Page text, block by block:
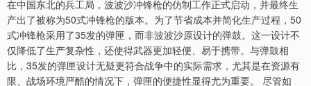
在中国东北的兵工局，波波沙冲锋枪的仿制工作正式启动，并最终生
产出了被称为50式冲锋枪的版本。为了节省成本并简化生产过程，50
式冲锋枪采用了35发的弹匣，而非波波沙原设计的弹鼓。这一设计不
仅降低了生产复杂性，还使得武器更加轻便、易于携带。与弹鼓相
比，35发的弹匣设计无疑更符合战争中的实际需求，尤其是在资源有
限、战场环境严酷的情况下，弹匣的便捷性显得尤为重要。 尽管如